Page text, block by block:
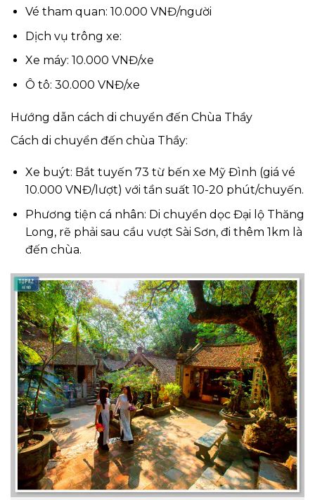
Vé tham quan: 10.000 VNĐ/người
Dịch vụ trông xe:
Xe máy: 10.000 VNĐ/xe
Ô tô: 30.000 VNĐ/xe
Hướng dẫn cách di chuyển đến Chùa Thầy
Cách di chuyển đến chùa Thầy:
Xe buýt: Bắt tuyến 73 từ bến xe Mỹ Đình (giá vé
10.000 VNĐ/lượt) với tần suất 10-20 phút/chuyến.
Phương tiện cá nhân: Di chuyển dọc Đại lộ Thăng
Long, rẽ phải sau cầu vượt Sài Sơn, đi thêm 1km là
đến chùa.